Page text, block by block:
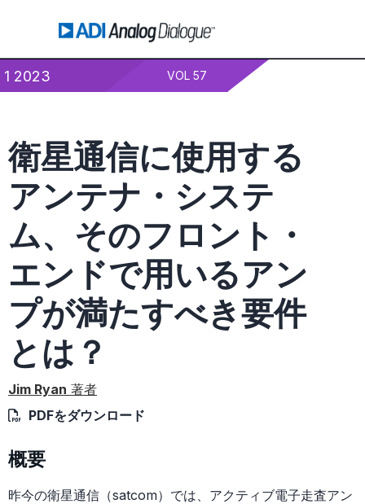
1 2023 VOL 57
衛星通信に使用する
アンテナ・システ
ム、そのフロント・
エンドで用いるアン
プが満たすべき要件
とは？
Jim Ryan 著者
PDFをダウンロード
概要
昨今の衛星通信（satcom）では、アクティブ電子走査アン